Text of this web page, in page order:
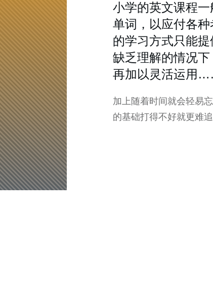
小学的英文课程
单词，以应付各
的学习方式只能
缺乏理解的情况
再加以灵活运用
加上随着时间就会轻易
的基础打得不好就更难